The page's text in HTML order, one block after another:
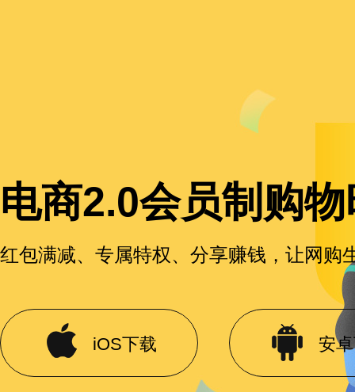
电商2.0会员制购
红包满减、专属特权、分享赚钱，让网购
iOS下载 安